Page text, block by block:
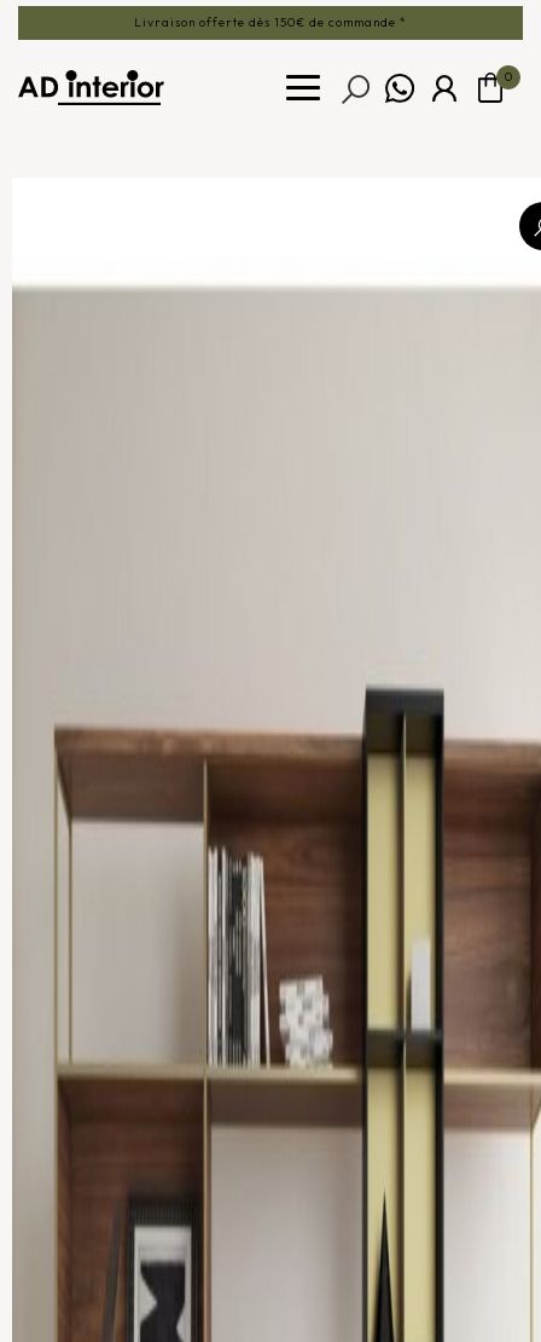
Livraison offerte dès 150€ de commande *
0